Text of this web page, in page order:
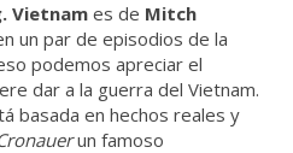
Vietnames de Mitch
un par de episodios de la
podemos apreciar el
dar a la guerra del Vietnam.
basada en hechos reales y
un famoso